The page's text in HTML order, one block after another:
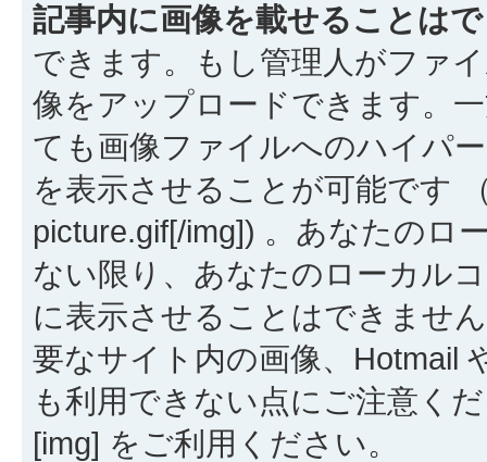
記事内に画像を載せることは
できます。もし管理人がファ
像をアップロードできます。
ても画像ファイルへのハイパ
を表示させることが可能です
picture.gif[/img]) 。あなたのロ
ない限り、あなたのローカル
に表示させることはできませ
要なサイト内の画像、Hotmail
も利用できない点にご注意く
[img] をご利用ください。